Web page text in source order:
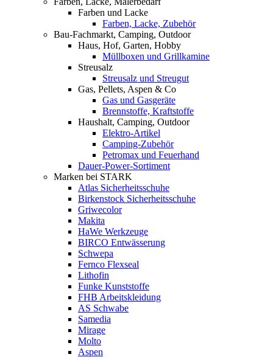
Farben und Lacke
Farben, Lacke, Zubehör
Bau-Fachmarkt, Camping, Outdoor
Haus, Hof, Garten, Hobby
Müllboxen und Grillkamine
Streusalz
Streusalz und Streugut
Gas, Pellets, Aspen & Co
Gas und Gasgeräte
Brennstoffe, Kraftstoffe
Haushalt, Camping, Outdoor
Elektro-Artikel
Camping-Zubehör
Petromax und Feuerhand
Dauer-Power-Sortiment
Marken bei STARK
Atlas Sicherheitsschuhe
Birkenstock Sicherheitsschuhe
Griwecolor
Makita
HaWe Werkzeuge
BIRCO Entwässerung
Schwepa
Fernco Flexseal
Lithofin
Funke Kunststoffe
FHB Arbeitskleidung
AS Schwabe
Samedia
Mirage
Molto
Aspen